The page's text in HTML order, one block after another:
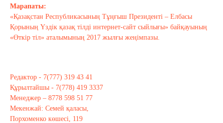
Марапаты:
«Қазақстан Республикасының Тұңғыш Президенті – Елбасы
Қорының Үздік қазақ тілді интернет-сайт сыйлығы» байқауының
«Өткір тіл» аталымының 2017 жылғы жеңімпазы.
Редактор - 7(777) 319 43 41
Құрылтайшы - 7(778) 419 3337
Менеджер – 8778 598 51 77
Мекенжай: Семей қаласы,
Порхоменко көшесі, 119